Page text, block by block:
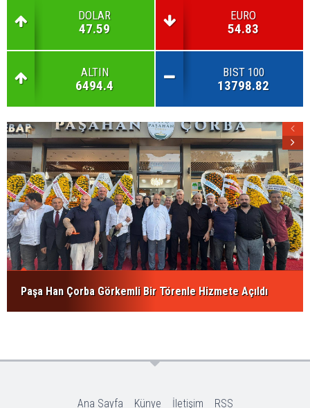
DOLAR
47.59
EURO
54.83
ALTIN
6494.4
BIST 100
13798.82
Paşa Han Çorba Görkemli Bir Törenle Hizmete Açıldı
Ana Sayfa Künye İletişim RSS